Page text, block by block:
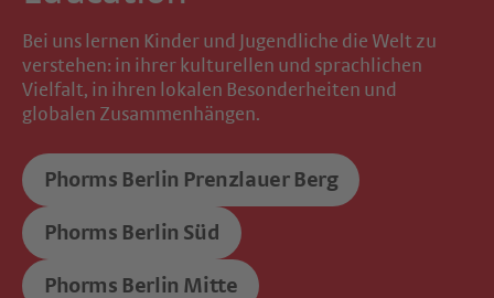
Bei uns lernen Kinder und Jugendliche die Welt zu
verstehen: in ihrer kulturellen und sprachlichen
Vielfalt, in ihren lokalen Besonderheiten und
globalen Zusammenhängen.
Phorms Berlin Prenzlauer Berg
Phorms Berlin Süd
Phorms Berlin Mitte